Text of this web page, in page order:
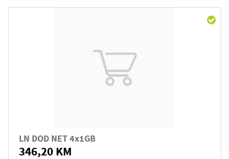
LN DOD NET 4x1GB
346,20 KM